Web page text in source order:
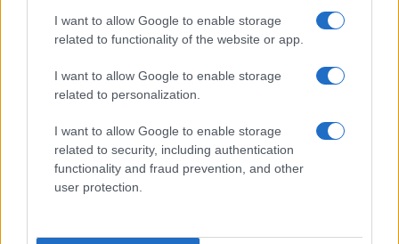
I want to allow Google to enable storage
related to functionality of the website or app.
I want to allow Google to enable storage
related to personalization.
I want to allow Google to enable storage
related to security, including authentication
functionality and fraud prevention, and other
user protection.
Dolomiti Energia: utile semestrale a 100 milioni e investimenti
record nelle rinnovabili